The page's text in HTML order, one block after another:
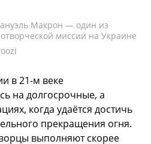
Макрон — один из
миссии на Украине
в 21-м веке
на долгосрочные, а
когда удаётся достичь
прекращения огня.
выполняют скорее